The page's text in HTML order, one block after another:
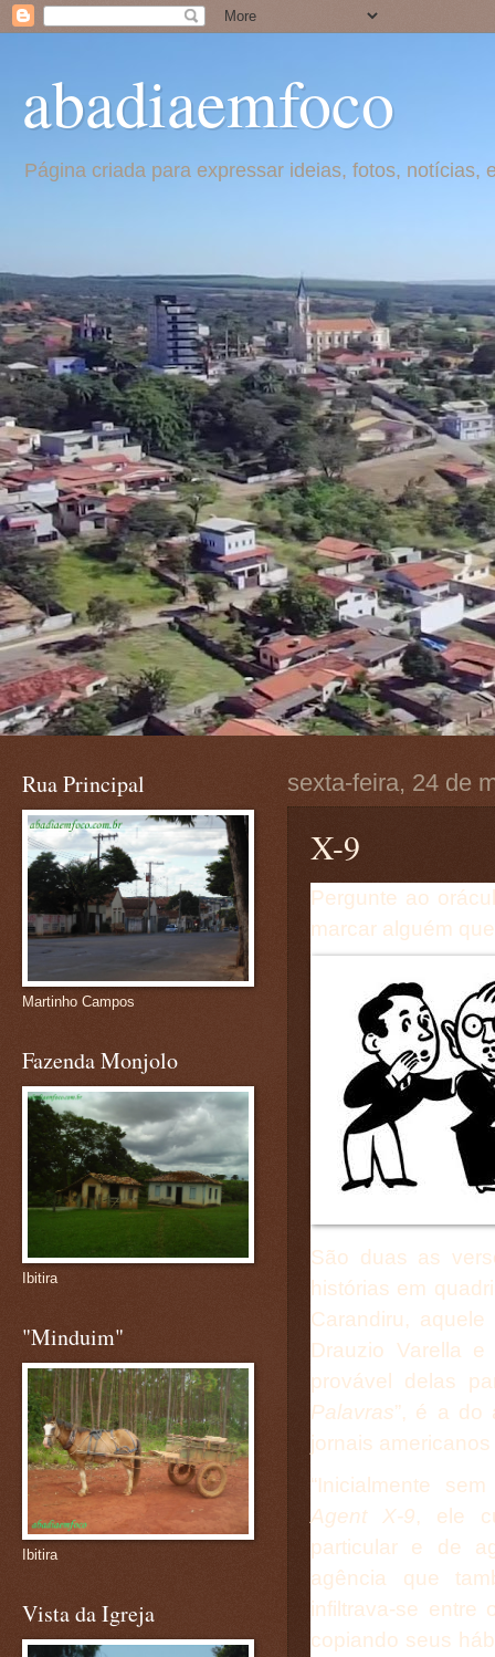
abadiaemfoco
Página criada para expressar ideias, fotos,
sexta-feira, 24 de
X-9
Pergunte ao
marcar alguém
São duas as
histórias em
Carandiru, aquele
Drauzio Varella
provável delas
Palavras”, é a do
jornais
“Inicialmente
Agent X-9, ele
particular e de
agência que
infiltrava-se entre
copiando seus
Rua Principal
Martinho Campos
Fazenda Monjolo
Ibitira
"Minduim"
Ibitira
Vista da Igreja